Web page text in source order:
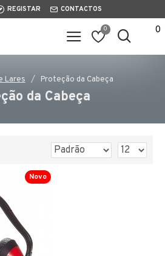
REGISTAR CONTACTOS
0 0
Lares Proteção da Cabeça
da Cabeça
Novo